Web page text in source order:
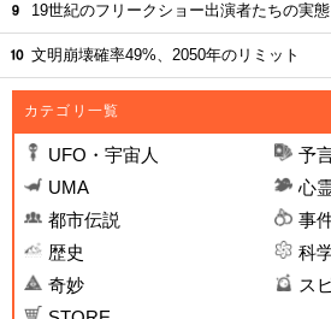
19世紀のフリークショー出演者たちの実態
文明崩壊確率49%、2050年のリミット
カテゴリ一覧
UFO・宇宙人
予
UMA
心
都市伝説
事
歴史
科
奇妙
ス